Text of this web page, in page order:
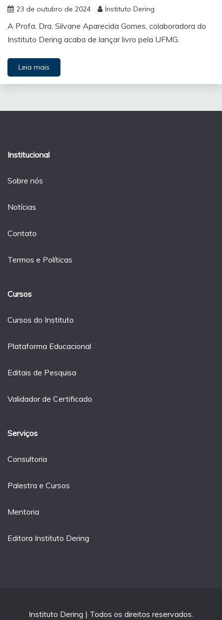
23 de outubro de 2024 Instituto Dering
A Profa. Dra. Silvane Aparecida Gomes, colaboradora do
Instituto Dering acaba de lançar livro pela UFMG.
Leia mais
Institucional
Sobre nós
Notícias
Contato
Termos e Políticas
Cursos
Cursos do Instituto
Plataforma Educacional
Editais de Pesquisa
Validador de Certificado
Serviços
Consultoria
Palestra e Cursos
Mentoria
Editora Instituto Dering
Instituto Dering | Todos os direitos reservados.